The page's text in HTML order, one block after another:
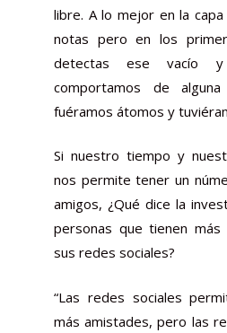
libre. A lo mejor en la
notas pero en los
detectas ese vacío
comportamos de
fuéramos átomos y
Si nuestro tiempo y
nos permite tener un
amigos, ¿Qué dice la
personas que tienen
sus redes sociales?
“Las redes sociales
más amistades, pero las